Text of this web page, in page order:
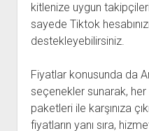
kitlenize uygun
sayede Tiktok
destekleyebilirsiniz.
Fiyatlar konusunda da
seçenekler sunarak,
paketleri ile karşınıza
fiyatların yanı sıra,